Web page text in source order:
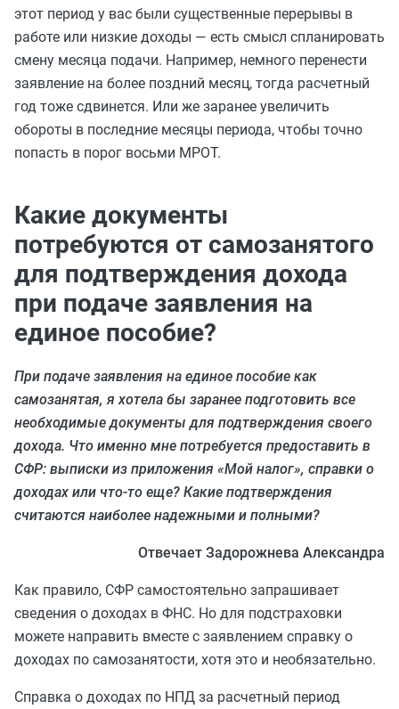
этот период у вас были существенные перерывы в
работе или низкие доходы — есть смысл спланировать
смену месяца подачи. Например, немного перенести
заявление на более поздний месяц, тогда расчетный
год тоже сдвинется. Или же заранее увеличить
обороты в последние месяцы периода, чтобы точно
попасть в порог восьми МРОТ.
Какие документы
потребуются от самозанятого
для подтверждения дохода
при подаче заявления на
единое пособие?
При подаче заявления на единое пособие как
самозанятая, я хотела бы заранее подготовить все
необходимые документы для подтверждения своего
дохода. Что именно мне потребуется предоставить в
СФР: выписки из приложения «Мой налог», справки о
доходах или что-то еще? Какие подтверждения
считаются наиболее надежными и полными?
Отвечает Задорожнева Александра
Как правило, СФР самостоятельно запрашивает
сведения о доходах в ФНС. Но для подстраховки
можете направить вместе с заявлением справку о
доходах по самозанятости, хотя это и необязательно.
Справка о доходах по НПД за расчетный период